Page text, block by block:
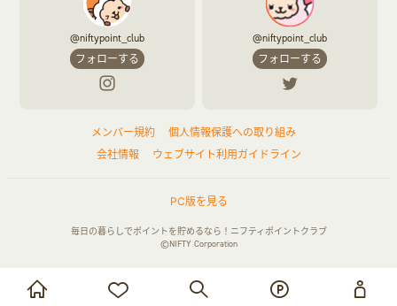
お買い物・サービス利用で貯める
@niftypoint_club
フォローする
@niftypoint_club
フォローする
メンバー規約
個人情報保護への取り組み
会社情報
ウェブサイト利用ガイドライン
PC版を見る
毎日の暮らしでポイントを貯めるなら！ニフティポイントクラブ
©NIFTY Corporation